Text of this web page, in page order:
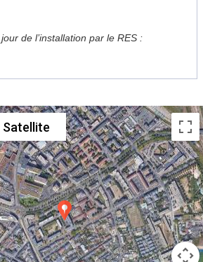
de l’installation par le RES :
Satellite